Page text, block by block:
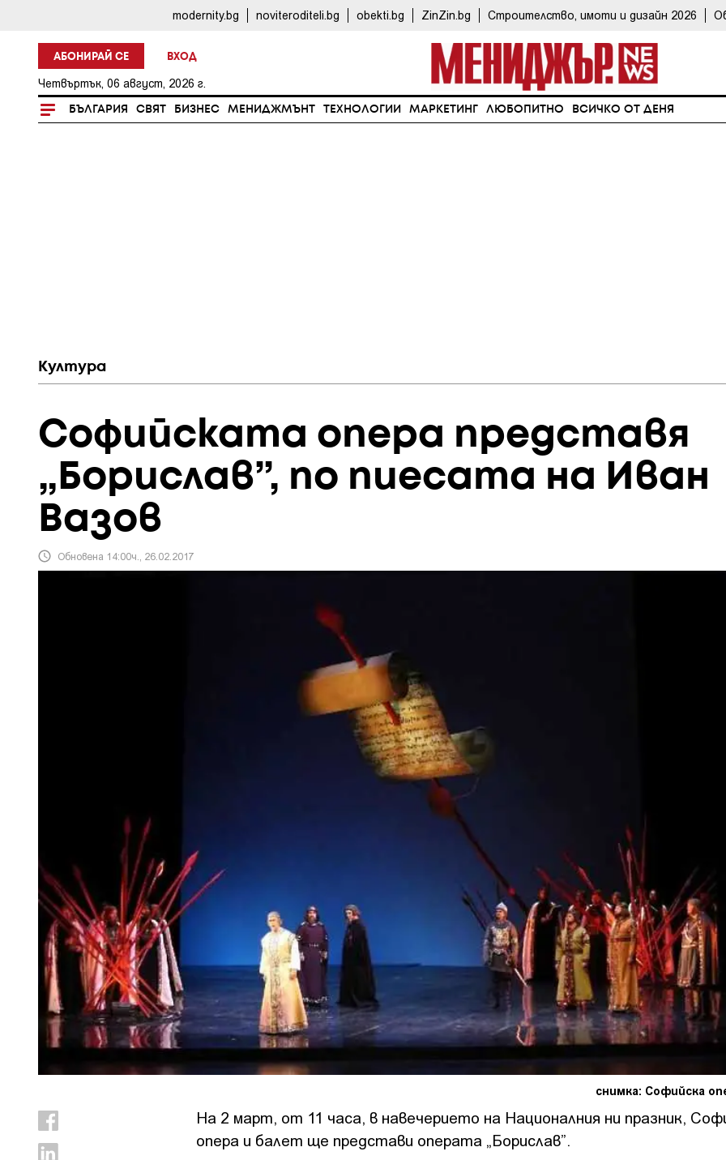
modernity.bg noviteroditeli.bg obekti.bg ZinZin.bg Строителство, имоти и дизайн 2026
АБОНИРАЙ СЕ ВХОД
Четвъртък, 06 август, 2026 г.
БЪЛГАРИЯ СВЯТ БИЗНЕС МЕНИДЖМЪНТ ТЕХНОЛОГИИ МАРКЕТИНГ ЛЮБОПИТНО ВСИЧКО ОТ ДЕНЯ
Култура
Софийската опера представя
„Борислав”, по пиесата на Иван
Вазов
Обновена 14:00ч., 26.02.2017
снимка: Софийска
На 2 март, от 11 часа, в навечерието на Националния ни празник,
опера и балет ще представи операта „Борислав”.